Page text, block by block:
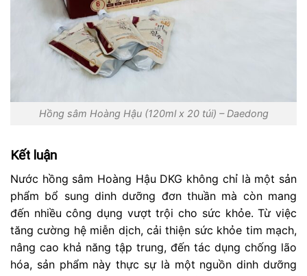
Hồng sâm Hoàng Hậu (120ml x 20 túi) – Daedong
Kết luận
Nước hồng sâm Hoàng Hậu DKG không chỉ là một sản
phẩm bổ sung dinh dưỡng đơn thuần mà còn mang
đến nhiều công dụng vượt trội cho sức khỏe. Từ việc
tăng cường hệ miễn dịch, cải thiện sức khỏe tim mạch,
nâng cao khả năng tập trung, đến tác dụng chống lão
hóa, sản phẩm này thực sự là một nguồn dinh dưỡng